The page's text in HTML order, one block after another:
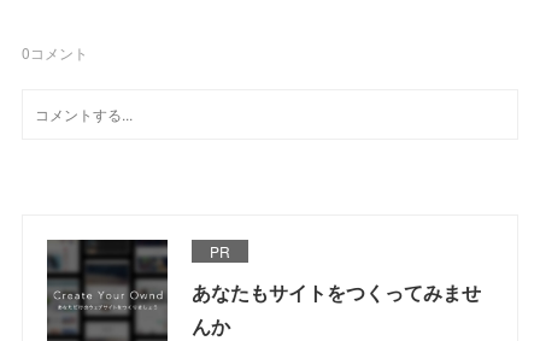
0コメント
PR
あなたもサイトをつくってみませ
んか